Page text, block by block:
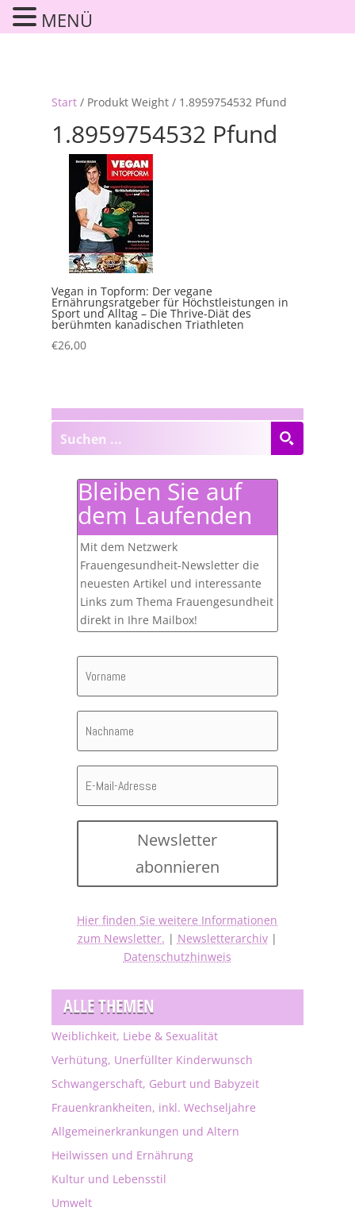
Start/ Produkt Weight / 1.8959754532 Pfund
1.8959754532 Pfund
Vegan in Topform: Der vegane
Ernährungsratgeber für Höchstleistungen in
Sport und Alltag – Die Thrive-Diät des
berühmten kanadischen Triathleten
€26,00
Bleiben Sie auf
dem Laufenden
Mit dem Netzwerk
Frauengesundheit-Newsletter die
neuesten Artikel und interessante
Links zum Thema Frauengesundheit
direkt in Ihre Mailbox!
Newsletter
abonnieren
Hier finden Sie weitere Informationen
zum Newsletter. | Newsletterarchiv|
Datenschutzhinweis
ALLE THEMEN
Weiblichkeit, Liebe & Sexualität
Verhütung, Unerfüllter Kinderwunsch
Schwangerschaft, Geburt und Babyzeit
Frauenkrankheiten, inkl. Wechseljahre
Allgemeinerkrankungen und Altern
Heilwissen und Ernährung
Kultur und Lebensstil
Umwelt
MENÜ